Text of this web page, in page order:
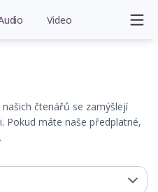
Video
čtenářů se zamýšlejí
Pokud máte naše předplatné,